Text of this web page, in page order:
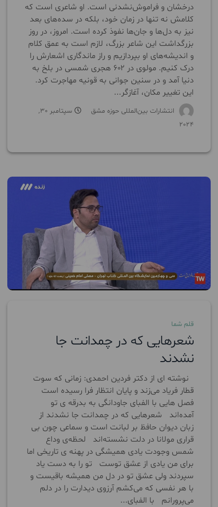
درخشان و فراموش‌نشدنی است. او شاعری است که
کلامش نه تنها در زمان خود، بلکه در سده‌های بعد
نیز به دل‌ها و جان‌ها نفوذ کرده است. امروز، در روز
بزرگداشت این شاعر بزرگ، لازم است به عمق کلام
و اندیشه‌های او بپردازیم و راز ماندگاری اشعارش را
درک کنیم. مولوی در ۶۰۲ هجری شمسی در بلخ به
دنیا آمد و در سنین جوانی به قونیه مهاجرت کرد.
این تغییر مکان، آغازگر...
انتشارات بین‌المللی حوزه مشق
سپتامبر 30,
2024
قلم شما
شعرهایی که در چمدانت جا
نشدند
نوشته ای از دکتر فردین احمدی: زمانی که سوت
قطار فریاد می‌زند و پایان انتظار فرا رسیده است
فصل هایی با الفبای جاودانگی به بدرقه ی تو
آمده‌اند شعرهایی که در چمدانت جا نشدند از
زبان دیوان حافظ بر لبانت است و سماعی چون بی
قراری مولانا در دلت نشسته‌اند لحظه‌ی وداع
شمس وجودت یادی همیشگی در پهنه ی تاریخی اما
برای من یادی از عشق توست تو را به دست یاد
سپردند ولی عشق تو در دل من همیشه باقیست و
با هر نفسی که می‌کشم آرزوی دیدارت را در دلم
می‌پرورانم با الفبای...